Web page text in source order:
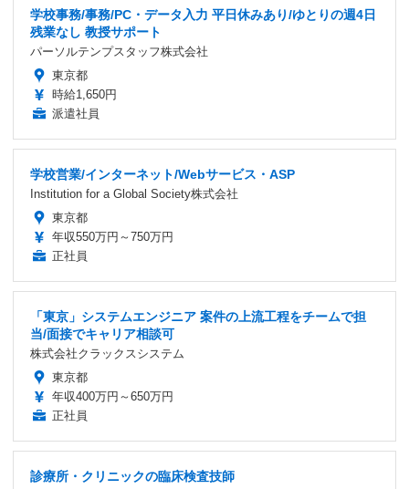
学校事務/事務/PC・データ入力 平日休みあり/ゆとりの週4日
残業なし 教授サポート
パーソルテンプスタッフ株式会社
東京都
時給1,650円
派遣社員
学校営業/インターネット/Webサービス・ASP
Institution for a Global Society株式会社
東京都
年収550万円～750万円
正社員
「東京」システムエンジニア 案件の上流工程をチームで担
当/面接でキャリア相談可
株式会社クラックスシステム
東京都
年収400万円～650万円
正社員
診療所・クリニックの臨床検査技師